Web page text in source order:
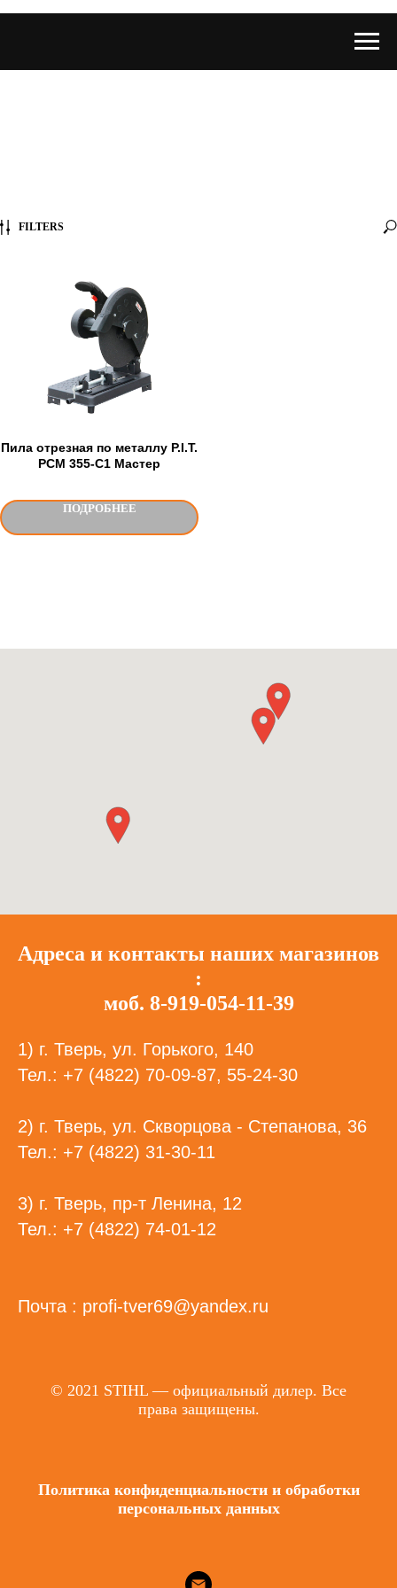
FILTERS
Пила отрезная по металлу P.I.T.
PCM 355-C1 Мастер
ПОДРОБНЕЕ
Адреса и контакты наших магазинов
:
моб. 8-919-054-11-39
1) г. Тверь, ул. Горького, 140
Тел.: +7 (4822) 70-09-87, 55-24-30
2) г. Тверь, ул. Скворцова - Степанова, 36
Тел.: +7 (4822) 31-30-11
3) г. Тверь, пр-т Ленина, 12
Тел.: +7 (4822) 74-01-12
Почта : profi-tver69@yandex.ru
© 2021 STIHL — официальный дилер. Все
права защищены.
Политика конфиденциальности и обработки
персональных данных